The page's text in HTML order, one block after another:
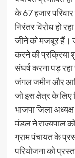
के 67 हजार
निरंतर विरोध हो
जीने को मजबूर हैं।
करने की प्रक्रिया
संघर्ष करना पड़
जंगल जमीन और
जो इस क्षेत्र के लिए
भाजपा जिला
मंडल ने राज्यपाल को
ग्राम पंचायत के
परियोजना को